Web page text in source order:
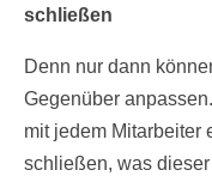
schließen
Denn nur dann
Gegenüber
mit jedem Mitarbeiter
schließen, was